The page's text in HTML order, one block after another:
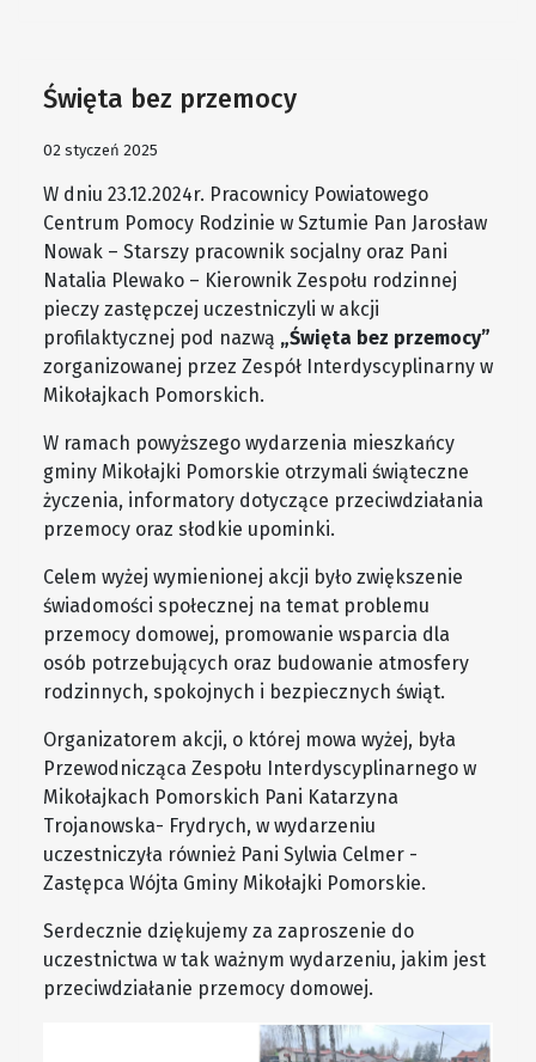
Święta bez przemocy
02 styczeń 2025
W dniu 23.12.2024r. Pracownicy Powiatowego
Centrum Pomocy Rodzinie w Sztumie Pan Jarosław
Nowak – Starszy pracownik socjalny oraz Pani
Natalia Plewako – Kierownik Zespołu rodzinnej
pieczy zastępczej uczestniczyli w akcji
profilaktycznej pod nazwą „Święta bez przemocy”
zorganizowanej przez Zespół Interdyscyplinarny w
Mikołajkach Pomorskich.
W ramach powyższego wydarzenia mieszkańcy
gminy Mikołajki Pomorskie otrzymali świąteczne
życzenia, informatory dotyczące przeciwdziałania
przemocy oraz słodkie upominki.
Celem wyżej wymienionej akcji było zwiększenie
świadomości społecznej na temat problemu
przemocy domowej, promowanie wsparcia dla
osób potrzebujących oraz budowanie atmosfery
rodzinnych, spokojnych i bezpiecznych świąt.
Organizatorem akcji, o której mowa wyżej, była
Przewodnicząca Zespołu Interdyscyplinarnego w
Mikołajkach Pomorskich Pani Katarzyna
Trojanowska- Frydrych, w wydarzeniu
uczestniczyła również Pani Sylwia Celmer -
Zastępca Wójta Gminy Mikołajki Pomorskie.
Serdecznie dziękujemy za zaproszenie do
uczestnictwa w tak ważnym wydarzeniu, jakim jest
przeciwdziałanie przemocy domowej.